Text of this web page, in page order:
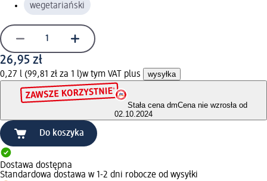
wegetariański
26,95 zł
0,27 l (99,81 zł za 1 l)w tym VAT plus wysyłka
Stała cena dmCena nie wzrosła od
02.10.2024
Do koszyka
Dostawa dostępna
Standardowa dostawa w 1-2 dni robocze od wysyłki